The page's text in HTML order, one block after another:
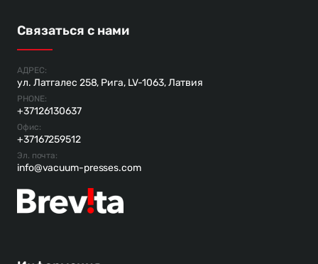
Связаться с нами
АДРЕС:
ул. Латгалес 258, Рига, LV-1063, Латвия
PHONE:
+37126130637
Офис:
+37167259512
Эл. почта:
info@vacuum-presses.com